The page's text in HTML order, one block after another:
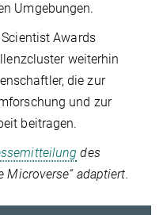
Umgebungen.
Awards
weiterhin
die zur
und zur
beitragen.
des
Microverse“ adaptiert.